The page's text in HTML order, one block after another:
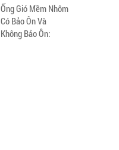
Ống Gió Mềm Nhôm
Có Bảo Ôn Và
Không Bảo Ôn: